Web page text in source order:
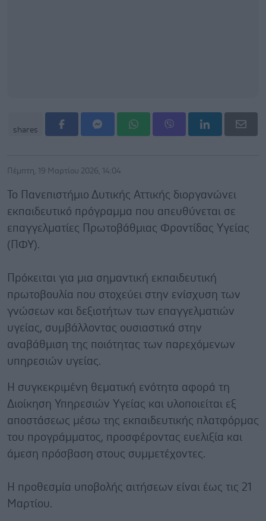
shares
Πέμπτη, 19 Μαρτίου 2026, 14:04
Το Πανεπιστήμιο Δυτικής Αττικής διοργανώνει
εκπαιδευτικό πρόγραμμα που απευθύνεται σε
επαγγελματίες Πρωτοβάθμιας Φροντίδας Υγείας
(ΠΦΥ).
Πρόκειται για μια σημαντική εκπαιδευτική
πρωτοβουλία που στοχεύει στην ενίσχυση των
γνώσεων και δεξιοτήτων των επαγγελματιών
υγείας, συμβάλλοντας ουσιαστικά στην
αναβάθμιση της ποιότητας των παρεχόμενων
υπηρεσιών υγείας.
Η συγκεκριμένη θεματική ενότητα αφορά τη
Διοίκηση Υπηρεσιών Υγείας και υλοποιείται εξ
αποστάσεως μέσω της εκπαιδευτικής πλατφόρμας
του προγράμματος, προσφέροντας ευελιξία και
άμεση πρόσβαση στους συμμετέχοντες.
Η προθεσμία υποβολής αιτήσεων είναι έως τις 21
Μαρτίου.